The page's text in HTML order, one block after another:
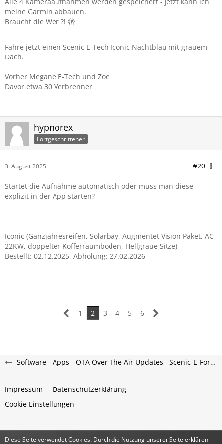
Google Play Store nach DashCam suchen, eventuell etwas
nach unten scrollen)
(sollte natürlich schon vorher eingesteckt sein. Meiner steckt
in/unter der Mittelarmlehne: Da habe ich meine Musik
drauf).
Vielleicht noch als kleine Bemerkung: Er nimmt nur auf
wenn er fährt. Beim Testen daran Denken
meine Garmin abbauen.
Braucht die Wer ?! 🫣
Fahre jetzt einen Scenic E-Tech Iconic Nachtblau mit grauem
Dach.
Vorher Megane E-Tech und Zoe
Davor etwa 30 Verbrenner
hypnorex
Fortgeschrittener
3. August 2025 #20
Startet die Aufnahme automatisch oder muss man diese
explizit in der App starten?
Iconic (Ganzjahresreifen, Solarbay, Augmentet Vision Paket, AC
22KW, doppelter Kofferraumboden, Hellgraue Sitze)
Bestellt: 02.12.2025, Abholung: 27.02.2026
1 2 3 4 5 6
Software - Apps - OTA Over The Air Updates - Scenic-E-Forum
Impressum
Datenschutzerklärung
Cookie Einstellungen
Diese Seite verwendet Cookies. Durch die Nutzung unserer Seite erklären